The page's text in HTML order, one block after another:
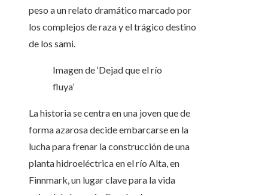
peso a un relato dramático marcado por
los complejos de raza y el trágico destino
de los sami.
Imagen de ‘Dejad que el río
fluya’
La historia se centra en una joven que de
forma azarosa decide embarcarse en la
lucha para frenar la construcción de una
planta hidroeléctrica en el río Alta, en
Finnmark, un lugar clave para la vida